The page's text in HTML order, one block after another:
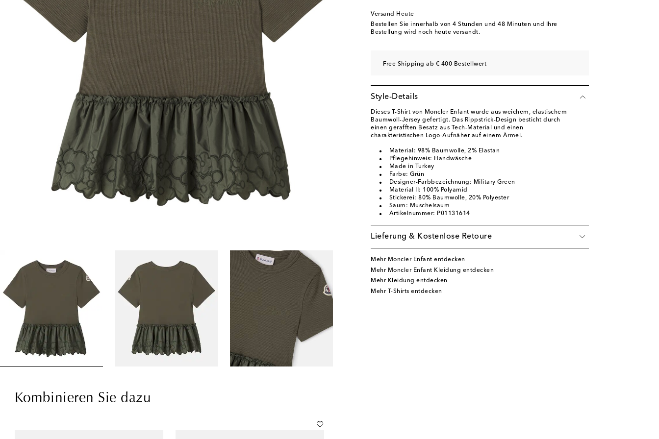
Versand Heute
Bestellen Sie innerhalb von 4 Stunden und 48 Minuten und Ihre
Bestellung wird noch heute versandt.
Free Shipping ab € 400 Bestellwert
Style-Details
Dieses T-Shirt von Moncler Enfant wurde aus weichem, elastischem
Baumwoll-Jersey gefertigt. Das Rippstrick-Design besticht durch
einen gerafften Besatz aus Tech-Material und einen
charakteristischen Logo-Aufnäher auf einem Ärmel.
Material: 98% Baumwolle, 2% Elastan
Pflegehinweis: Handwäsche
Made in Turkey
Farbe: Grün
Designer-Farbbezeichnung: Military Green
Material II: 100% Polyamid
Stickerei: 80% Baumwolle, 20% Polyester
Saum: Muschelsaum
Artikelnummer: P01131614
Lieferung & Kostenlose Retoure
Mehr Moncler Enfant entdecken
Mehr Moncler Enfant Kleidung entdecken
Mehr Kleidung entdecken
Mehr T-Shirts entdecken
Kombinieren Sie dazu